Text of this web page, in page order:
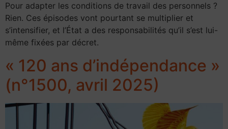
Pour adapter les conditions de travail des personnels ?
Rien. Ces épisodes vont pourtant se multiplier et
s’intensifier, et l’État a des responsabilités qu’il s’est lui-
même fixées par décret.
« 120 ans d’indépendance »
(n°1500, avril 2025)